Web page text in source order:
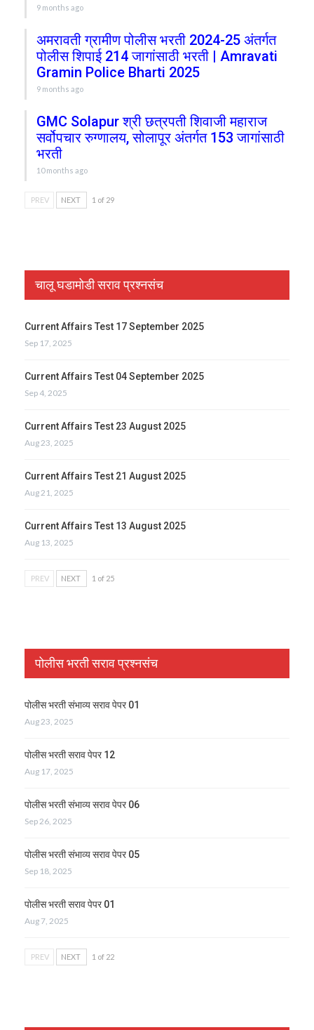
9 months ago
अमरावती ग्रामीण पोलीस भरती 2024-25 अंतर्गत
पोलीस शिपाई 214 जागांसाठी भरती | Amravati
Gramin Police Bharti 2025
9 months ago
GMC Solapur श्री छत्रपती शिवाजी महाराज
सर्वोपचार रुग्णालय, सोलापूर अंतर्गत 153 जागांसाठी
भरती
10 months ago
PREV NEXT 1 of 29
चालू घडामोडी सराव प्रश्नसंच
Current Affairs Test 17 September 2025
Sep 17, 2025
Current Affairs Test 04 September 2025
Sep 4, 2025
Current Affairs Test 23 August 2025
Aug 23, 2025
Current Affairs Test 21 August 2025
Aug 21, 2025
Current Affairs Test 13 August 2025
Aug 13, 2025
PREV NEXT 1 of 25
पोलीस भरती सराव प्रश्नसंच
पोलीस भरती संभाव्य सराव पेपर 01
Aug 23, 2025
पोलीस भरती सराव पेपर 12
Aug 17, 2025
पोलीस भरती संभाव्य सराव पेपर 06
Sep 26, 2025
पोलीस भरती संभाव्य सराव पेपर 05
Sep 18, 2025
पोलीस भरती सराव पेपर 01
Aug 7, 2025
PREV NEXT 1 of 22